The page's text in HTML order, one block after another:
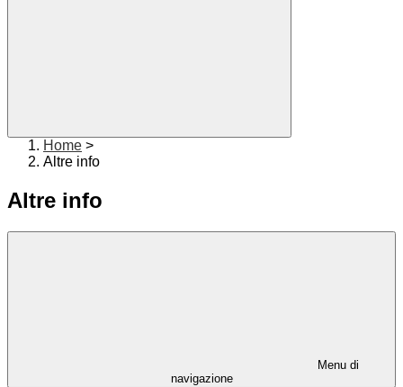
Home >
Altre info
Altre info
Menu di
navigazione